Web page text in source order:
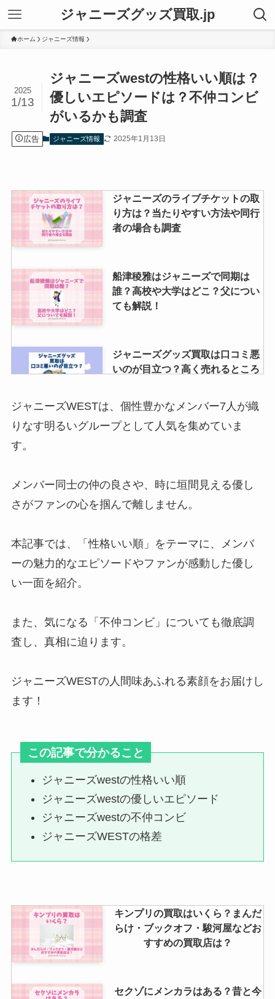
ジャニーズグッズ買取.jp
ホーム ジャニーズ情報
ジャニーズwestの性格いい順は？
優しいエピソードは？不仲コンビ
がいるかも調査
2025
1/13
広告 ジャニーズ情報 2025年1月13日
ジャニーズのライブチケットの取
り方は？当たりやすい方法や同行
者の場合も調査
船津稜雅はジャニーズで同期は
誰？高校や大学はどこ？父につい
ても解説！
ジャニーズグッズ買取は口コミ悪
いのが目立つ？高く売れるところ
ジャニヤードの安全性は？振り込
永瀬廉の父が亡くなったのは本
実家がお金持ちの噂も調査
代表曲とは？
年～現在までのコンサート・ライ
ハイハイジェッツのメンカラは？
変更した？hihi jetsメンバーカラ
ーの決め方も調査
推しトクの口コミは？安全性や査
定期間・キャンセル方法等、買取
はどっちで何年目？大学や年齢も
調査
ジャニーズWESTは、個性豊かなメンバー7人が織
りなす明るいグループとして人気を集めていま
す。
メンバー同士の仲の良さや、時に垣間見える優し
さがファンの心を掴んで離しません。
本記事では、「性格いい順」をテーマに、メンバ
ーの魅力的なエピソードやファンが感動した優し
い一面を紹介。
また、気になる「不仲コンビ」についても徹底調
査し、真相に迫ります。
ジャニーズWESTの人間味あふれる素顔をお届けし
ます！
この記事で分かること
ジャニーズwestの性格いい順
ジャニーズwestの優しいエピソード
ジャニーズwestの不仲コンビ
ジャニーズWESTの格差
キンプリの買取はいくら？まんだ
らけ・ブックオフ・駿河屋などお
すすめの買取店は？
セクゾにメンカラはある？昔と今